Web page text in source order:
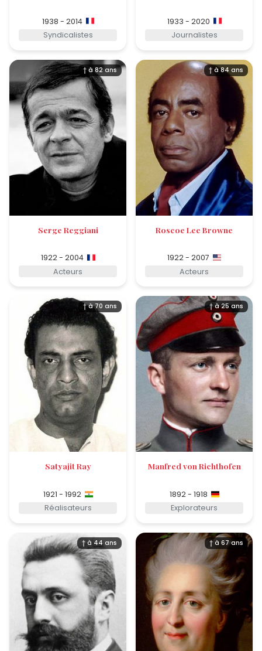
1938 - 2014
Syndicalistes
1933 - 2020
Journalistes
† à 82 ans
Serge Reggiani
1922 - 2004
Acteurs
† à 84 ans
Roscoe Lee Browne
1922 - 2007
Acteurs
† à 70 ans
Satyajit Ray
1921 - 1992
Réalisateurs
† à 25 ans
Manfred von Richthofen
1892 - 1918
Explorateurs
† à 44 ans † à 67 ans